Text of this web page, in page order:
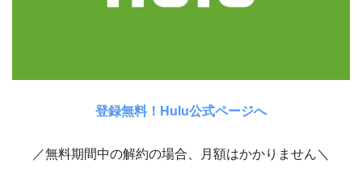
登録無料！Hulu公式ページへ
／無料期間中の解約の場合、月額はかかりません＼